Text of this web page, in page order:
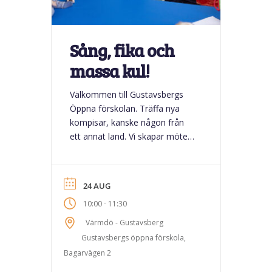
Sång, fika och
massa kul!
Välkommen till Gustavsbergs
Öppna förskolan. Träffa nya
kompisar, kanske någon från
ett annat land. Vi skapar möten
fikar vi också! Till denna träff
välkomnar vi föräldrar med barn
mellan 0-3 år.
24 AUG
10:00- 11:30
Värmdö - Gustavsberg
Gustavsbergs öppna förskola,
Bagarvägen 2